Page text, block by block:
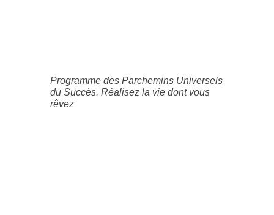
Programme des Parchemins Universels
du Succès. Réalisez la vie dont vous
rêvez